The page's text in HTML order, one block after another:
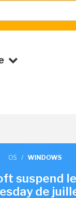
OS / WINDOWS
suspend
de